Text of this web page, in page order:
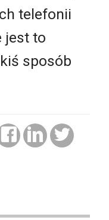
telefonii
jest to
sposób